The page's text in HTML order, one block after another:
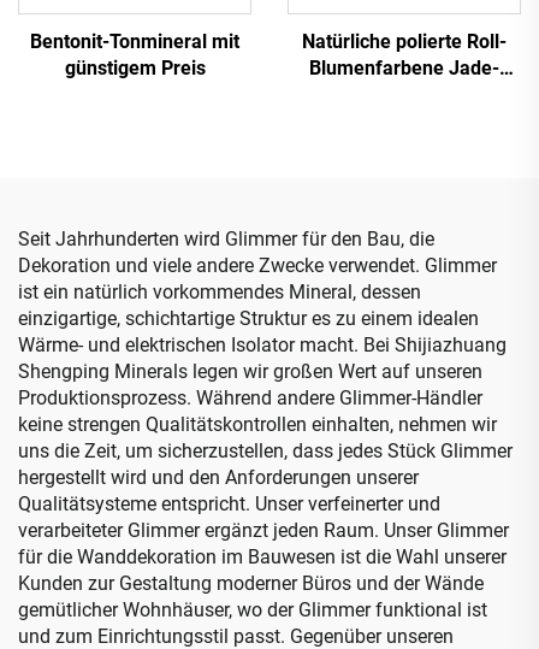
Bentonit-Tonmineral mit
günstigem Preis
Natürliche polierte Roll-
Blumenfarbene Jade-
Seit Jahrhunderten wird Glimmer für den Bau, die
Dekoration und viele andere Zwecke verwendet. Glimmer
ist ein natürlich vorkommendes Mineral, dessen
einzigartige, schichtartige Struktur es zu einem idealen
Wärme- und elektrischen Isolator macht. Bei Shijiazhuang
Shengping Minerals legen wir großen Wert auf unseren
Produktionsprozess. Während andere Glimmer-Händler
keine strengen Qualitätskontrollen einhalten, nehmen wir
uns die Zeit, um sicherzustellen, dass jedes Stück Glimmer
hergestellt wird und den Anforderungen unserer
Qualitätsysteme entspricht. Unser verfeinerter und
verarbeiteter Glimmer ergänzt jeden Raum. Unser Glimmer
für die Wanddekoration im Bauwesen ist die Wahl unserer
Kunden zur Gestaltung moderner Büros und der Wände
gemütlicher Wohnhäuser, wo der Glimmer funktional ist
und zum Einrichtungsstil passt. Gegenüber unseren